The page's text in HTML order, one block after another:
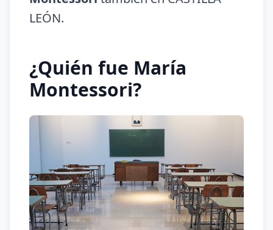
LEÓN.
¿Quién fue María
Montessori?